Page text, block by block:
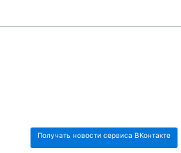
Получать новости сервиса ВКонтакте